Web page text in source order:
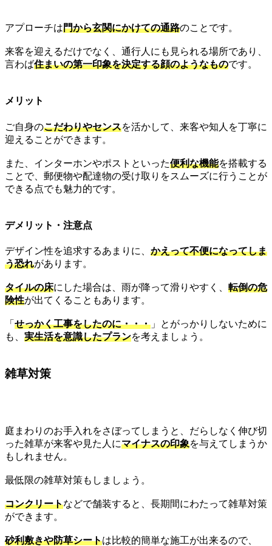
アプローチは門から玄関にかけての通路のことです。
来客を迎えるだけでなく、通行人にも見られる場所であり、
言わば住まいの第一印象を決定する顔のようなものです。
メリット
ご自身のこだわりやセンスを活かして、来客や知人を丁寧に
迎えることができます。
また、インターホンやポストといった便利な機能を搭載する
ことで、郵便物や配達物の受け取りをスムーズに行うことが
できる点でも魅力的です。
デメリット・注意点
デザイン性を追求するあまりに、 かえって不便になってしま
う恐れがあります。
タイルの床にした場合は、雨が降って滑りやすく、 転倒の危
険性が出てくることもあります。
「 せっかく工事をしたのに・・・ 」とがっかりしないために
も、 実生活を意識したプランを考えましょう。
雑草対策
庭まわりのお手入れをさぼってしまうと、だらしなく伸び切
った雑草が来客や見た人にマイナスの印象を与えてしまうか
もしれません。
最低限の雑草対策もしましょう。
コンクリートなどで舗装すると、長期間にわたって雑草対策
ができます。
砂利敷きや防草シートは比較的簡単な施工が出来るので、